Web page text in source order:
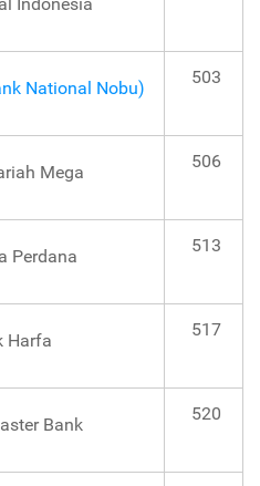
National Nobu)
503
Mega
506
Perdana
513
Harfa
517
Bank
520